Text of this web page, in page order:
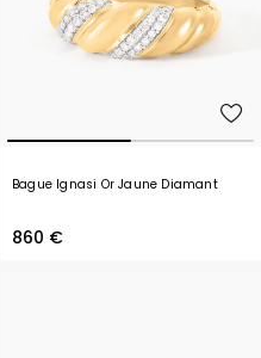
Bague Ignasi Or Jaune Diamant
860 €